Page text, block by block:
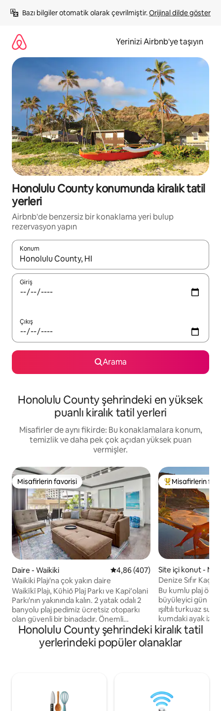
atla
Bazı bilgiler otomatik olarak çevrilmiştir. Orijinal dilde göster
Yerinizi Airbnb'ye taşıyın
Honolulu County konumunda kiralık tatil
yerleri
Airbnb'de benzersiz bir konaklama yeri bulup
rezervasyon yapın
Konum
Sonuçlar kullanılabilir olduğunda yukarı ve aşağı oklarıyla
Giriş
Çıkış
Arama
Honolulu County şehrindeki en yüksek
puanlı kiralık tatil yerleri
Misafirler de aynı fikirde: Bu konaklamalara konum,
temizlik ve daha pek çok açıdan yüksek puan
vermişler.
Misafirlerin favorisi
Misafirlerin favorisi
Daire - Waikiki 5 üzerinden ortalama 4,86
4,86 (407)
Waikiki Plajı'na çok yakın daire
Waikīkī Plajı, Kūhiō Plaj Parkı ve Kapiʻolani
Parkı'nın yakınında kalın. 2 yatak odalı 2
banyolu plaj pedimiz ücretsiz otoparkı
olan güvenli bir binadadır. Önemli
noktalar arasında 3 x klima, açık havada
oturma yeri olan bir balkon, tam
donanımlı mutfak, plaj malzemeleri,
gibi harika alışveriş yerleri, restoranlar ve
barlar bulun. Hawaiian Keliʻi ve Aussie
Misafirlerin
Misafirlerin
Site içi konut -
Denize Sıfır
Apartmanı
Bu kumlu plaj
büyüleyici gün
ışıltılı turkuaz
kumdaki ayak izleriniz.
kaplumbağa
yüksekliktedir. Kasım-Nisan ayları
arasında bir balina
dışında şnorkelle
yapın veya sörf yapın.
Honolulu County şehrindeki kiralık tatil
yerlerindeki popüler olanaklar